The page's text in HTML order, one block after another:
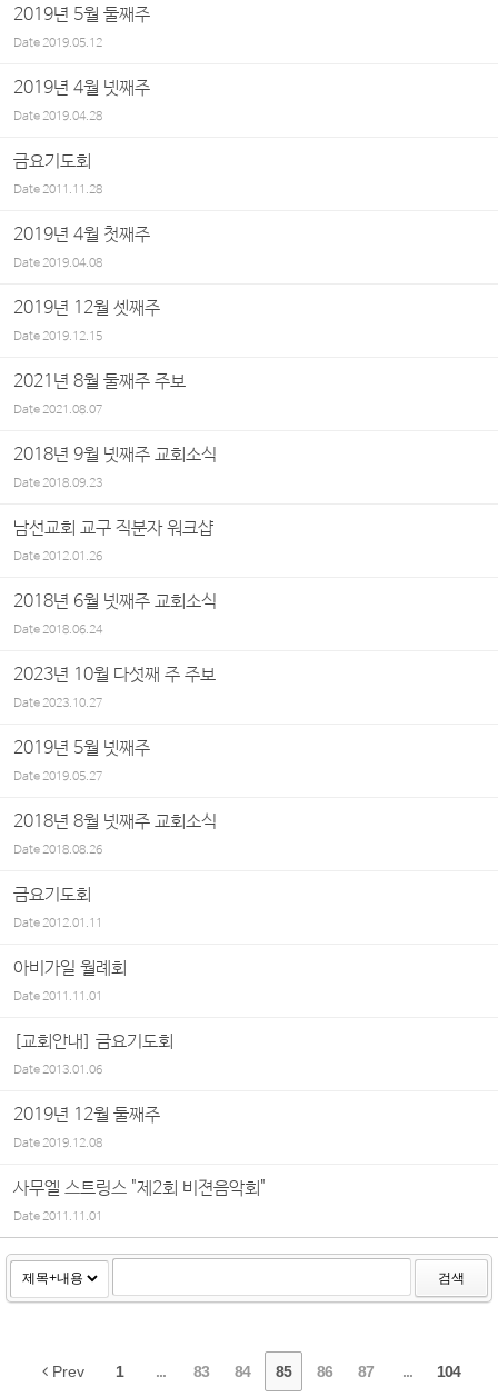
2019년 5월 둘째주
Date2019.05.12
2019년 4월 넷째주
Date2019.04.28
금요기도회
Date2011.11.28
2019년 4월 첫째주
Date2019.04.08
2019년 12월 셋째주
Date2019.12.15
2021년 8월 둘째주 주보
Date2021.08.07
2018년 9월 넷째주 교회소식
Date2018.09.23
남선교회 교구 직분자 워크샵
Date2012.01.26
2018년 6월 넷째주 교회소식
Date2018.06.24
2023년 10월 다섯째 주 주보
Date2023.10.27
2019년 5월 넷째주
Date2019.05.27
2018년 8월 넷째주 교회소식
Date2018.08.26
금요기도회
Date2012.01.11
아비가일 월례회
Date2011.11.01
[교회안내] 금요기도회
Date2013.01.06
2019년 12월 둘째주
Date2019.12.08
사무엘 스트링스 "제2회 비젼음악회"
Date2011.11.01
검색
Prev 1 ... 83 84 85 86 87 ... 104